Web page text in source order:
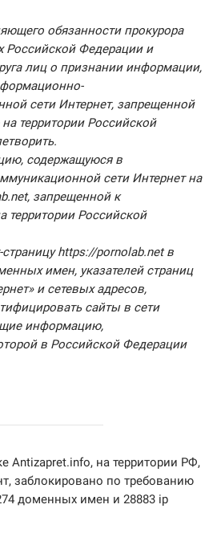
обязанности прокурора
Российской Федерации и
лиц о признании информации,
сети Интернет, запрещенной
территории Российской
содержащуюся в
сети Интернет на
запрещенной к
территории Российской
https://pornolab.net в
имен, указателей страниц
и сетевых адресов,
сайты в сети
информацию,
в Российской Федерации
Antizapret.info, на территории РФ,
заблокировано по требованию
доменных имен и 28883 ip